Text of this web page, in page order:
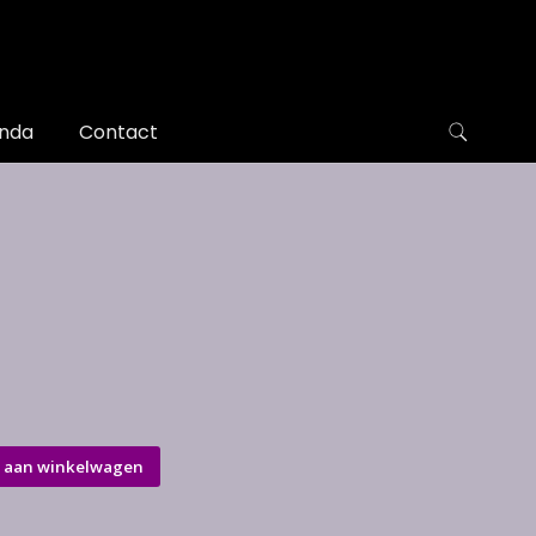
Contact
winkelwagen